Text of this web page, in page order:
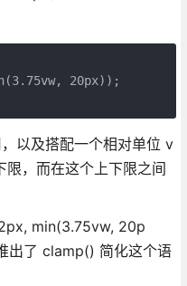
20px));
以及搭配一个相对单位 v
，而在这个上下限之间
min(3.75vw, 20p
出了 clamp() 简化这个语